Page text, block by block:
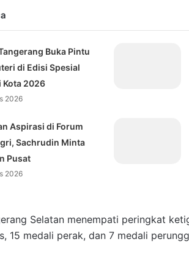
Buka Pintu
di Edisi Spesial
Kota 2026
2026
Aspirasi di Forum
Sachrudin Minta
Pusat
2026
Selatan menempati peringkat
15 medali perak, dan 7 medali